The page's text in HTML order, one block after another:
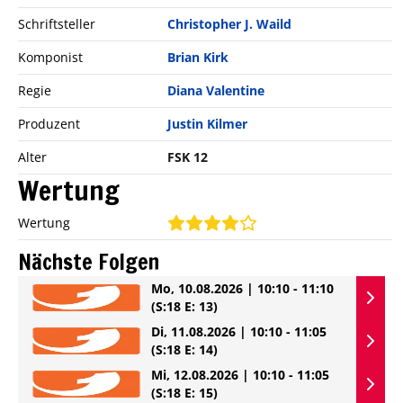
Schriftsteller
Christopher J. Waild
Komponist
Brian Kirk
Regie
Diana Valentine
Produzent
Justin Kilmer
Alter
FSK 12
Wertung
Wertung
Nächste Folgen
Mo, 10.08.2026 | 10:10 - 11:10
(S:18 E: 13)
Di, 11.08.2026 | 10:10 - 11:05
(S:18 E: 14)
Mi, 12.08.2026 | 10:10 - 11:05
(S:18 E: 15)